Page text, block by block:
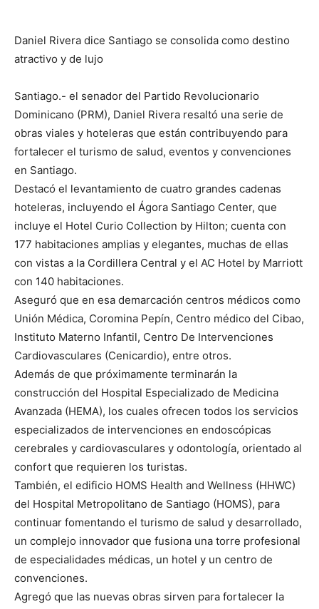
Daniel Rivera dice Santiago se consolida como destino
atractivo y de lujo
Santiago.- el senador del Partido Revolucionario
Dominicano (PRM), Daniel Rivera resaltó una serie de
obras viales y hoteleras que están contribuyendo para
fortalecer el turismo de salud, eventos y convenciones
en Santiago.
Destacó el levantamiento de cuatro grandes cadenas
hoteleras, incluyendo el Ágora Santiago Center, que
incluye el Hotel Curio Collection by Hilton; cuenta con
177 habitaciones amplias y elegantes, muchas de ellas
con vistas a la Cordillera Central y el AC Hotel by Marriott
con 140 habitaciones.
Aseguró que en esa demarcación centros médicos como
Unión Médica, Coromina Pepín, Centro médico del Cibao,
Instituto Materno Infantil, Centro De Intervenciones
Cardiovasculares (Cenicardio), entre otros.
Además de que próximamente terminarán la
construcción del Hospital Especializado de Medicina
Avanzada (HEMA), los cuales ofrecen todos los servicios
especializados de intervenciones en endoscópicas
cerebrales y cardiovasculares y odontología, orientado al
confort que requieren los turistas.
También, el edificio HOMS Health and Wellness (HHWC)
del Hospital Metropolitano de Santiago (HOMS), para
continuar fomentando el turismo de salud y desarrollado,
un complejo innovador que fusiona una torre profesional
de especialidades médicas, un hotel y un centro de
convenciones.
Agregó que las nuevas obras sirven para fortalecer la